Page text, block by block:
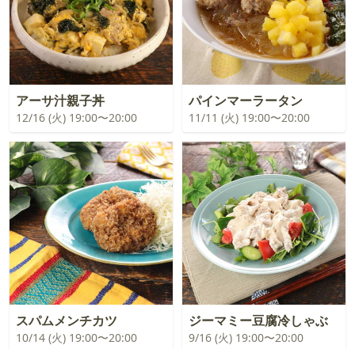
アーサ汁親子丼
12/16 (火) 19:00〜20:00
パインマーラータン
11/11 (火) 19:00〜20:00
スパムメンチカツ
10/14 (火) 19:00〜20:00
ジーマミー豆腐冷しゃぶ
9/16 (火) 19:00〜20:00